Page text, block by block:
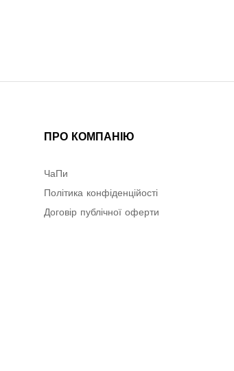
ПРО КОМПАНІЮ
ЧаПи
Політика конфіденційості
Договір публічної оферти